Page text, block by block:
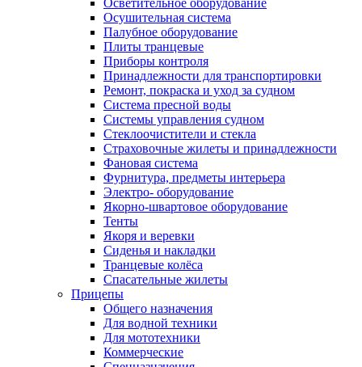
Осветительное оборудование
Осушительная система
Палубное оборудование
Плиты транцевые
Приборы контроля
Принадлежности для транспортировки
Ремонт, покраска и уход за судном
Система пресной воды
Системы управления судном
Стеклоочистители и стекла
Страховочные жилеты и принадлежности
Фановая система
Фурнитура, предметы интерьера
Электро- оборудование
Якорно-швартовое оборудование
Тенты
Якоря и веревки
Сиденья и накладки
Транцевые колёса
Спасательные жилеты
Прицепы
Общего назначения
Для водной техники
Для мототехники
Коммерческие